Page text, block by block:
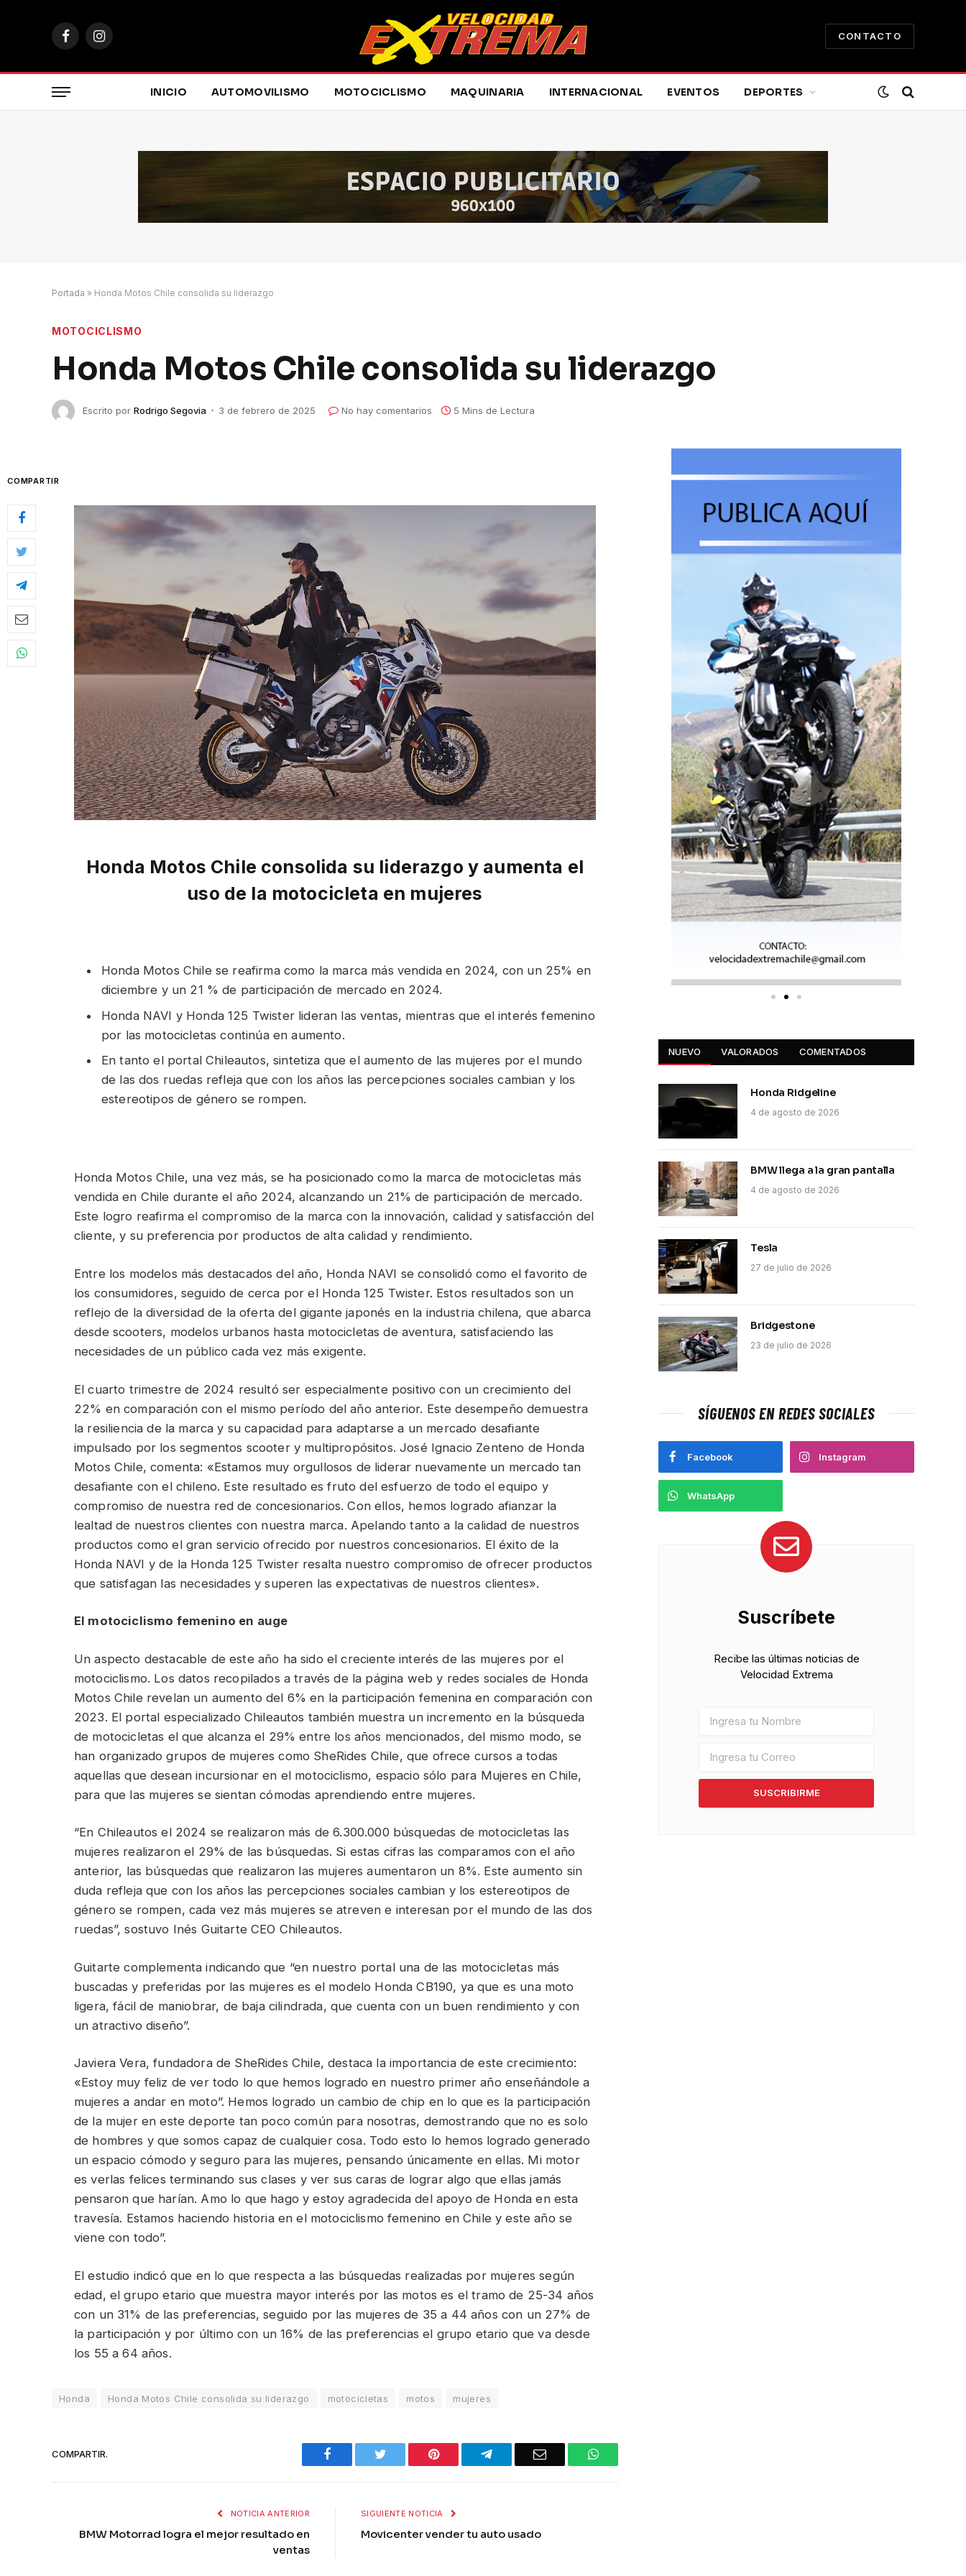
FacebookInstagram
CONTACTO
INICIO AUTOMOVILISMO MOTOCICLISMO MAQUINARIA INTERNACIONAL EVENTOS DEPORTES
Portada » Honda Motos Chile consolida su liderazgo
MOTOCICLISMO
Honda Motos Chile consolida su liderazgo
Escrito por Rodrigo Segovia 3 de febrero de 2025 No hay comentarios 5 Mins de Lectura
COMPARTIR
Honda Motos Chile consolida su liderazgo y aumenta el
uso de la motocicleta en mujeres
Honda Motos Chile se reafirma como la marca más vendida en 2024, con un 25% en
diciembre y un 21 % de participación de mercado en 2024.
Honda NAVI y Honda 125 Twister lideran las ventas, mientras que el interés femenino
por las motocicletas continúa en aumento.
En tanto el portal Chileautos, sintetiza que el aumento de las mujeres por el mundo
de las dos ruedas refleja que con los años las percepciones sociales cambian y los
estereotipos de género se rompen.
Honda Motos Chile, una vez más, se ha posicionado como la marca de motocicletas más
vendida en Chile durante el año 2024, alcanzando un 21% de participación de mercado.
Este logro reafirma el compromiso de la marca con la innovación, calidad y satisfacción del
cliente, y su preferencia por productos de alta calidad y rendimiento.
Entre los modelos más destacados del año, Honda NAVI se consolidó como el favorito de
los consumidores, seguido de cerca por el Honda 125 Twister. Estos resultados son un
reflejo de la diversidad de la oferta del gigante japonés en la industria chilena, que abarca
desde scooters, modelos urbanos hasta motocicletas de aventura, satisfaciendo las
necesidades de un público cada vez más exigente.
El cuarto trimestre de 2024 resultó ser especialmente positivo con un crecimiento del
22% en comparación con el mismo período del año anterior. Este desempeño demuestra
la resiliencia de la marca y su capacidad para adaptarse a un mercado desafiante
impulsado por los segmentos scooter y multipropósitos. José Ignacio Zenteno de Honda
Motos Chile, comenta: «Estamos muy orgullosos de liderar nuevamente un mercado tan
desafiante con el chileno. Este resultado es fruto del esfuerzo de todo el equipo y
compromiso de nuestra red de concesionarios. Con ellos, hemos logrado afianzar la
lealtad de nuestros clientes con nuestra marca. Apelando tanto a la calidad de nuestros
productos como el gran servicio ofrecido por nuestros concesionarios. El éxito de la
Honda NAVI y de la Honda 125 Twister resalta nuestro compromiso de ofrecer productos
que satisfagan las necesidades y superen las expectativas de nuestros clientes».
El motociclismo femenino en auge
Un aspecto destacable de este año ha sido el creciente interés de las mujeres por el
motociclismo. Los datos recopilados a través de la página web y redes sociales de Honda
Motos Chile revelan un aumento del 6% en la participación femenina en comparación con
2023. El portal especializado Chileautos también muestra un incremento en la búsqueda
de motocicletas el que alcanza el 29% entre los años mencionados, del mismo modo, se
han organizado grupos de mujeres como SheRides Chile, que ofrece cursos a todas
aquellas que desean incursionar en el motociclismo, espacio sólo para Mujeres en Chile,
para que las mujeres se sientan cómodas aprendiendo entre mujeres.
“En Chileautos el 2024 se realizaron más de 6.300.000 búsquedas de motocicletas las
mujeres realizaron el 29% de las búsquedas. Si estas cifras las comparamos con el año
anterior, las búsquedas que realizaron las mujeres aumentaron un 8%. Este aumento sin
duda refleja que con los años las percepciones sociales cambian y los estereotipos de
género se rompen, cada vez más mujeres se atreven e interesan por el mundo de las dos
ruedas”, sostuvo Inés Guitarte CEO Chileautos.
Guitarte complementa indicando que “en nuestro portal una de las motocicletas más
buscadas y preferidas por las mujeres es el modelo Honda CB190, ya que es una moto
ligera, fácil de maniobrar, de baja cilindrada, que cuenta con un buen rendimiento y con
un atractivo diseño”.
Javiera Vera, fundadora de SheRides Chile, destaca la importancia de este crecimiento:
«Estoy muy feliz de ver todo lo que hemos logrado en nuestro primer año enseñándole a
mujeres a andar en moto”. Hemos logrado un cambio de chip en lo que es la participación
de la mujer en este deporte tan poco común para nosotras, demostrando que no es solo
de hombres y que somos capaz de cualquier cosa. Todo esto lo hemos logrado generado
un espacio cómodo y seguro para las mujeres, pensando únicamente en ellas. Mi motor
es verlas felices terminando sus clases y ver sus caras de lograr algo que ellas jamás
pensaron que harían. Amo lo que hago y estoy agradecida del apoyo de Honda en esta
travesía. Estamos haciendo historia en el motociclismo femenino en Chile y este año se
viene con todo”.
El estudio indicó que en lo que respecta a las búsquedas realizadas por mujeres según
edad, el grupo etario que muestra mayor interés por las motos es el tramo de 25-34 años
con un 31% de las preferencias, seguido por las mujeres de 35 a 44 años con un 27% de
la participación y por último con un 16% de las preferencias el grupo etario que va desde
los 55 a 64 años.
Honda Honda Motos Chile consolida su liderazgo motocicletas motos mujeres
COMPARTIR. Facebook Twitter Pinterest Telegram Email WhatsApp
NOTICIA ANTERIOR
BMW Motorrad logra el mejor resultado en
ventas
SIGUIENTE NOTICIA
Movicenter vender tu auto usado
NUEVO VALORADOS COMENTADOS
Honda Ridgeline
4 de agosto de 2026
BMW llega a la gran pantalla
4 de agosto de 2026
Tesla
27 de julio de 2026
Bridgestone
23 de julio de 2026
SÍGUENOS EN REDES SOCIALES
Facebook Instagram
WhatsApp
Suscríbete
Recibe las últimas noticias de
Velocidad Extrema
SUSCRIBIRME